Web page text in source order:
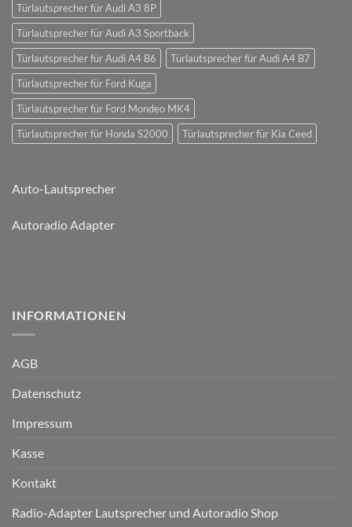
Türlautsprecher für Audi A3 8P
Türlautsprecher für Audi A3 Sportback
Türlautsprecher für Audi A4 B6
Türlautsprecher für Audi A4 B7
Türlautsprecher für Ford Kuga
Türlautsprecher für Ford Mondeo MK4
Türlautsprecher für Honda S2000
Türlautsprecher für Kia Ceed
Auto-Lautsprecher
Autoradio Adapter
INFORMATIONEN
AGB
Datenschutz
Impressum
Kasse
Kontakt
Radio-Adapter Lautsprecher und Autoradio Shop